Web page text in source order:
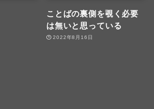
ことばの裏側を覗く必要
は無いと思っている
2022年8月16日